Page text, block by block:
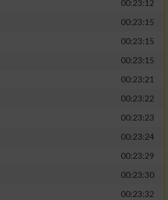
00:23:12
00:23:15
00:23:15
00:23:15
00:23:21
00:23:22
00:23:23
00:23:24
00:23:29
00:23:30
00:23:32